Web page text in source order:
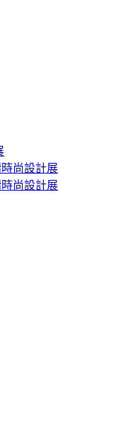
時尚設計展
時尚設計展